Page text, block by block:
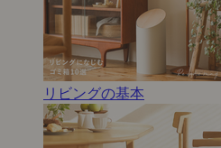
リビングの基本